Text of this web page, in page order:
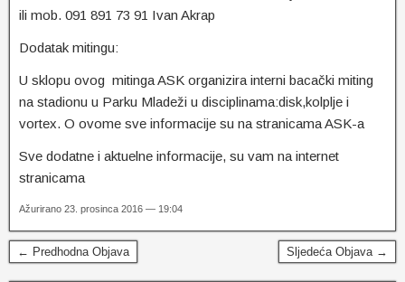
ili mob. 091 891 73 91 Ivan Akrap
Dodatak mitingu:
U sklopu ovog mitinga ASK organizira interni bacački miting
na stadionu u Parku Mladeži u disciplinama:disk,kolplje i
vortex. O ovome sve informacije su na stranicama ASK-a
Sve dodatne i aktuelne informacije, su vam na internet
stranicama
Ažurirano 23. prosinca 2016 — 19:04
← Predhodna Objava Sljedeća Objava →